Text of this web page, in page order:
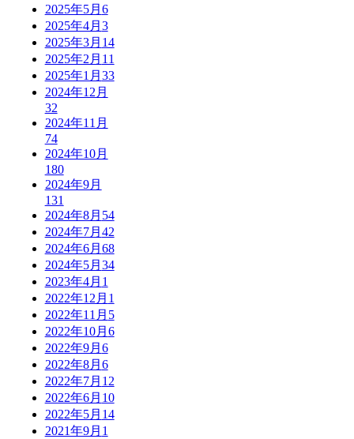
2025年5月 6
2025年4月 3
2025年3月 14
2025年2月 11
2025年1月 33
2024年12月
32
2024年11月
74
2024年10月
180
2024年9月
131
2024年8月 54
2024年7月 42
2024年6月 68
2024年5月 34
2023年4月 1
2022年12月 1
2022年11月 5
2022年10月 6
2022年9月 6
2022年8月 6
2022年7月 12
2022年6月 10
2022年5月 14
2021年9月 1